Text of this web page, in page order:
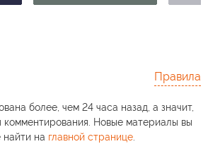
Правила
более, чем 24 часа назад, а значит,
комментирования. Новые материалы вы
на главной странице.